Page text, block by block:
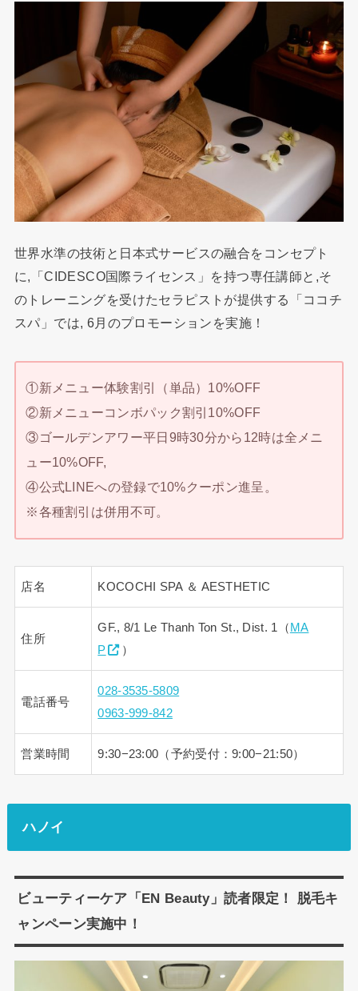
世界水準の技術と日本式サービスの融合をコンセプト
に,「CIDESCO国際ライセンス」を持つ専任講師と,そ
のトレーニングを受けたセラピストが提供する「ココチ
スパ」では, 6月のプロモーションを実施！
①新メニュー体験割引（単品）10%OFF
②新メニューコンボパック割引10%OFF
③ゴールデンアワー平日9時30分から12時は全メニ
ュー10%OFF,
④公式LINEへの登録で10%クーポン進呈。
※各種割引は併用不可。
店名 KOCOCHI SPA ＆ AESTHETIC
住所
GF., 8/1 Le Thanh Ton St., Dist. 1（ MA
P
）
電話番号
028-3535-5809
0963-999-842
営業時間 9:30−23:00（予約受付：9:00−21:50）
ハノイ
ビューティーケア「EN Beauty」読者限定！ 脱毛キ
ャンペーン実施中！